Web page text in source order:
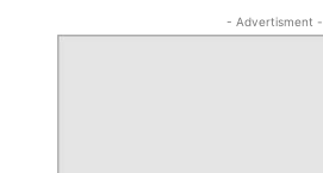
- Advertisment -